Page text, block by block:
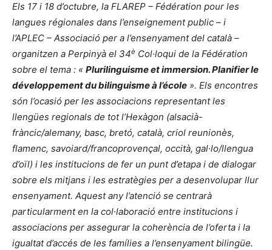
Els 17 i 18 d’octubre, la FLAREP – Fédération pour les
langues régionales dans l’enseignement public – i
l’APLEC – Associació per a l’ensenyament del català –
organitzen a Perpinyà el 34è Col·loqui de la Fédération
sobre el tema : « Plurilinguisme et immersion. Planifier le
développement du bilinguisme à l’école ». Els encontres
són l’ocasió per les associacions representant les
llengües regionals de tot l’Hexàgon (alsacià-
fràncic/alemany, basc, bretó, català, criol reunionès,
flamenc, savoiard/francoprovençal, occità, gal·lo/llengua
d’oïl) i les institucions de fer un punt d’etapa i de dialogar
sobre els mitjans i les estratègies per a desenvolupar llur
ensenyament. Aquest any l’atenció se centrarà
particularment en la col·laboració entre institucions i
associacions per assegurar la coherència de l’oferta i la
igualtat d’accés de les famílies a l’ensenyament bilingüe.